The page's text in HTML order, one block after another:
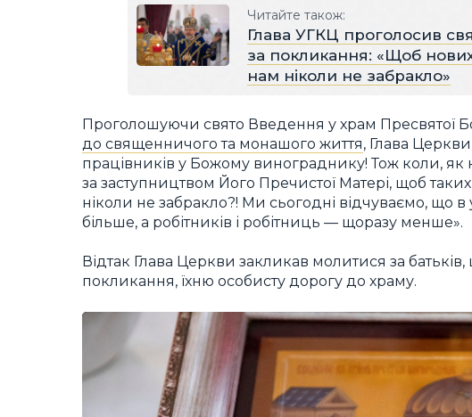
Читайте також:
Глава УГКЦ проголосив
за покликання: «Щоб
нам ніколи не забракло»
Проголошуючи свято Введення у храм Пресвятої
до священничого та монашого життя, Глава
працівників у Божому винограднику! Тож коли, як
за заступництвом Його Пречистої Матері, щоб
ніколи не забракло?! Ми сьогодні відчуваємо, що
більше, а робітників і робітниць — щоразу менше».
Відтак Глава Церкви закликав молитися за
покликання, їхню особисту дорогу до храму.